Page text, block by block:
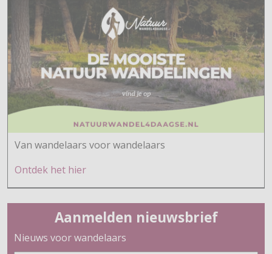
Van wandelaars voor wandelaars
Ontdek het hier
Aanmelden nieuwsbrief
Nieuws voor wandelaars